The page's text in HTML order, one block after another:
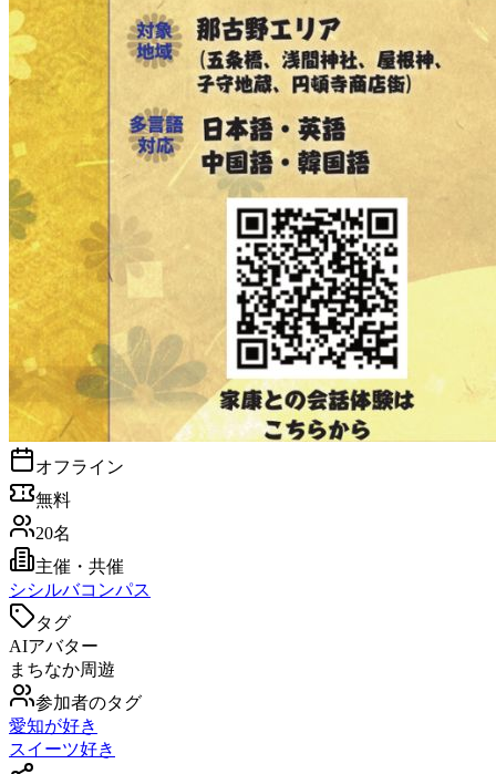
オフライン
無料
20名
主催・共催
シシルバコンパス
タグ
AIアバター
まちなか周遊
参加者のタグ
愛知が好き
スイーツ好き